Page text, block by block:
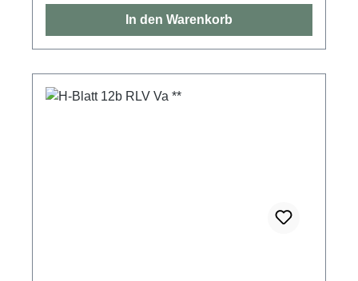
In den Warenkorb